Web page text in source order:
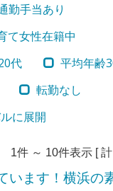
勤手当あり
て女性在籍中
代
平均年齢
転勤なし
に展開
1件 ～ 10件表示 [
います！横浜の